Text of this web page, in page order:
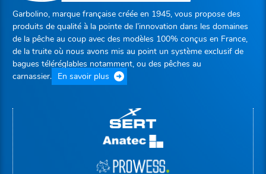
Garbolino, marque française créée en 1945, vous propose des
produits de qualité à la pointe de l’innovation dans les domaines
de la pêche au coup avec des modèles 100% conçus en France,
de la truite où nous avons mis au point un système exclusif de
bagues téléréglables notamment, ou des pêches au
carnassier. En savoir plus